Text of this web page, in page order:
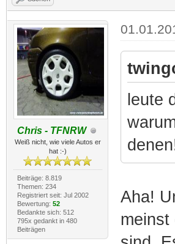
Chris - TFNRW
Weiß nicht, wie viele Autos er
hat :-)
Beiträge: 8.819
Themen: 234
Registriert seit: Jul 2002
Bewertung: 52
Bedankte sich: 512
795x gedankt in 480
Beiträgen
leute
Aha!
meinst